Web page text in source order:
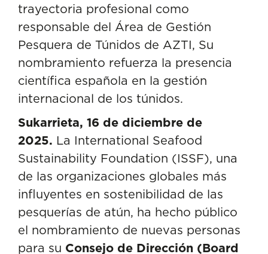
trayectoria profesional como
responsable del Área de Gestión
Pesquera de Túnidos de AZTI, Su
nombramiento refuerza la presencia
científica española en la gestión
internacional de los túnidos.
Sukarrieta, 16 de diciembre de
2025. La International Seafood
Sustainability Foundation (ISSF), una
de las organizaciones globales más
influyentes en sostenibilidad de las
pesquerías de atún, ha hecho público
el nombramiento de nuevas personas
para su Consejo de Dirección (Board